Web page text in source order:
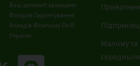
Ваш депозит захищено
Фондом Гарантування
Вкладів Фізичних Осіб
України
Малому та